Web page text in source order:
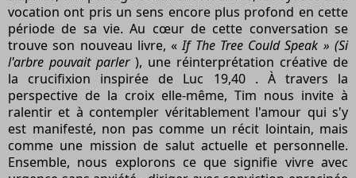
vocation ont pris un sens encore plus profond en cette
période de sa vie. Au cœur de cette conversation se
trouve son nouveau livre, « If The Tree Could Speak » (Si
l'arbre pouvait parler), une réinterprétation créative de
la crucifixion inspirée de Luc 19,40. À travers la
perspective de la croix elle-même, Tim nous invite à
ralentir et à contempler véritablement l'amour qui s'y
est manifesté, non pas comme un récit lointain, mais
comme une mission de salut actuelle et personnelle.
Ensemble, nous explorons ce que signifie vivre avec